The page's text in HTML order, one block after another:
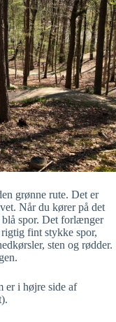
grønne rute. Det er
Når du kører på det
spor. Det forlænger
fint stykke spor,
sten og rødder.
er i højre side af